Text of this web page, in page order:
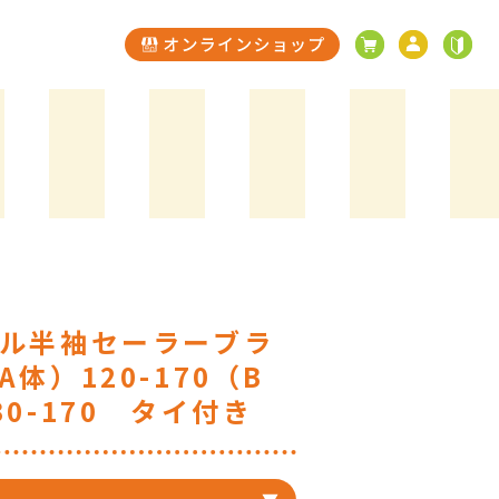
半袖セーラーブラ
体）120-170（B
170 タイ付き